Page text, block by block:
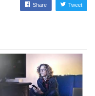
Share Tweet